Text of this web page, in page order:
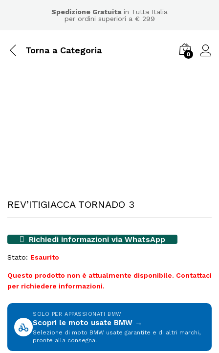
Spedizione Gratuitain Tutta Italia
per ordini superiori a € 299
Torna a Categoria 0
REV’IT!GIACCA TORNADO 3
Richiedi informazioni via WhatsApp
Stato: Esaurito
Questo prodotto non è attualmente disponibile. Contattaci
per richiedere informazioni.
SOLO PER APPASSIONATI BMW
Scopri le moto usate BMW →
Selezione di moto BMW usate garantite e di altri marchi,
pronte alla consegna.